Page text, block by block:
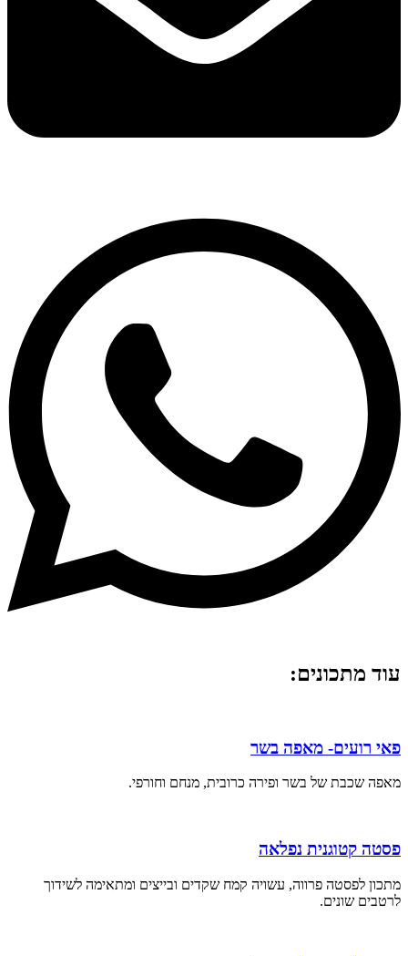
עוד מתכונים:
פאי רועים- מאפה בשר
מאפה שכבת של בשר ופירה כרובית, מנחם וחורפי.
פסטה קטוגנית נפלאה
מתכון לפסטה פרווה, עשויה קמח שקדים ובייצים ומתאימה לשידוך
לרטבים שונים.